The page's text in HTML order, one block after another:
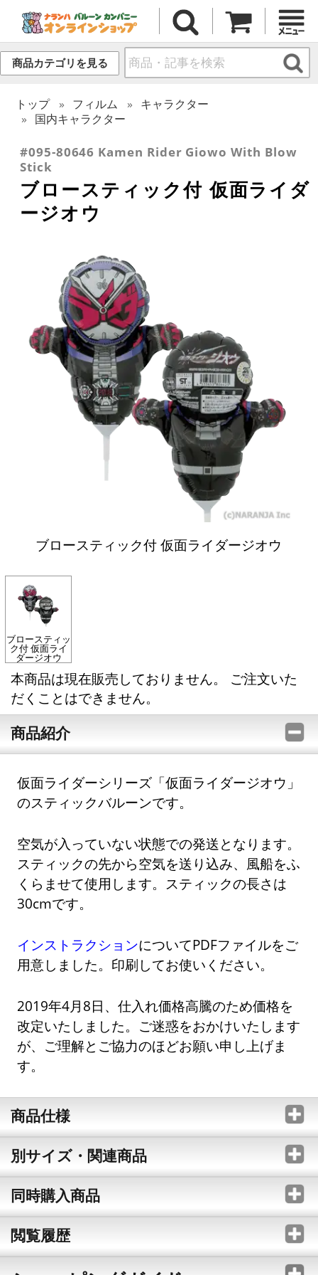
商品カテゴリを見る
トップ フィルム
キャラクター
国内キャラクター
#095-80646 Kamen Rider Giowo With Blow
Stick
ブロースティック付 仮面ライダ
ージオウ
ブロースティック付 仮面ライダージオウ
ブロースティッ
ク付 仮面ライ
ダージオウ
本商品は現在販売しておりません。 ご注文いた
だくことはできません。
商品紹介
仮面ライダーシリーズ「仮面ライダージオウ」
のスティックバルーンです。
空気が入っていない状態での発送となります。
スティックの先から空気を送り込み、風船をふ
くらませて使用します。スティックの長さは
30cmです。
インストラクションについてPDFファイルをご
用意しました。印刷してお使いください。
2019年4月8日、仕入れ価格高騰のため価格を
改定いたしました。ご迷惑をおかけいたします
が、ご理解とご協力のほどお願い申し上げま
す。
商品仕様
別サイズ・関連商品
同時購入商品
閲覧履歴